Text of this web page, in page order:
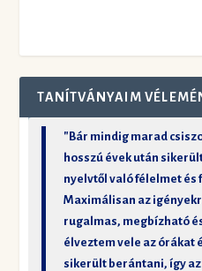
TANÍTVÁNYAIM
"Bár mindig marad
hosszú évek után
nyelvtől való félelmet
Maximálisan az
rugalmas, megbízható
élveztem vele az órákat
sikerült berántani, így az